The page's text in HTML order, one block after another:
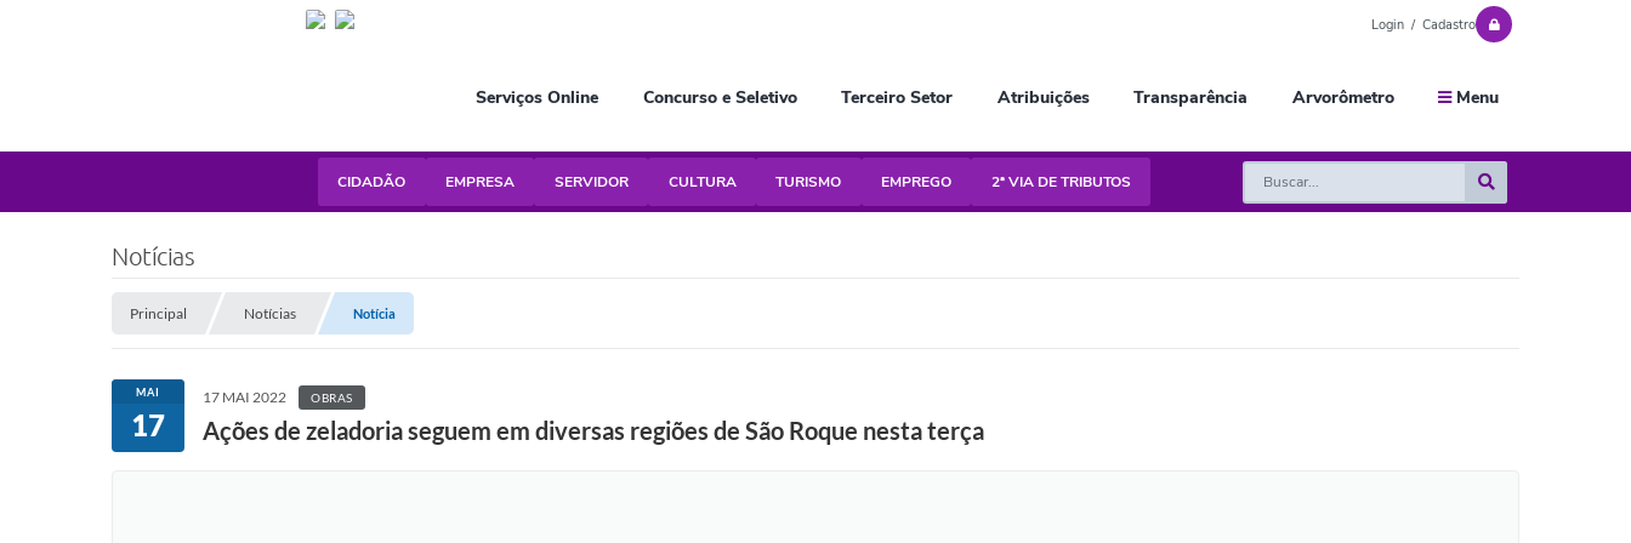
Login / Cadastro
Serviços Online Concurso e Seletivo Terceiro Setor Atribuições Transparência Arvorômetro Menu
CIDADÃO EMPRESA SERVIDOR CULTURA TURISMO EMPREGO 2ª VIA DE TRIBUTOS
Notícias
Principal Notícias Notícia
MAI
17
17 MAI 2022 OBRAS
Ações de zeladoria seguem em diversas regiões de São Roque nesta terça